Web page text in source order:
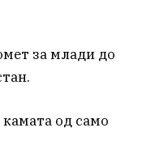
за млади до
од само